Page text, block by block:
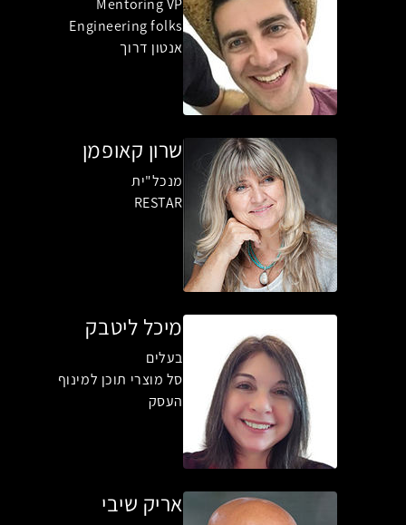
Mentoring VP
Engineering folks
אנטון דרוך
שרון קאופמן
מנכל"ית
RESTAR
מיכל ליטבק
בעלים
סל מוצרי תוכן למינוף
העסק
אריק שיבי